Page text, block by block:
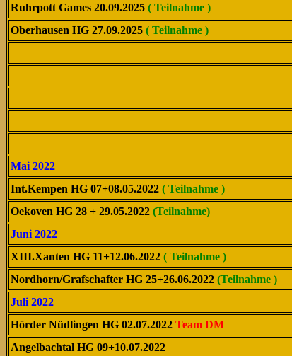
Ruhrpott Games 20.09.2025 ( Teilnahme )
Oberhausen HG 27.09.2025 ( Teilnahme )
Mai 2022
Int.Kempen HG 07+08.05.2022 ( Teilnahme )
Oekoven HG 28 + 29.05.2022 (Teilnahme)
Juni 2022
XIII.Xanten HG 11+12.06.2022 ( Teilnahme )
Nordhorn/Grafschafter HG 25+26.06.2022 (Teilnahme )
Juli 2022
Hörder Nüdlingen HG 02.07.2022 Team DM
Angelbachtal HG 09+10.07.2022